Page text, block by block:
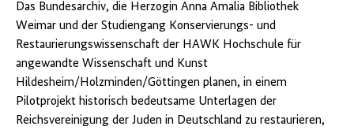
Das Bundesarchiv, die Herzogin Anna Amalia Bibliothek
Weimar und der Studiengang Konservierungs- und
Restaurierungswissenschaft der HAWK Hochschule für
angewandte Wissenschaft und Kunst
Hildesheim/Holzminden/Göttingen planen, in einem
Pilotprojekt historisch bedeutsame Unterlagen der
Reichsvereinigung der Juden in Deutschland zu restaurieren,